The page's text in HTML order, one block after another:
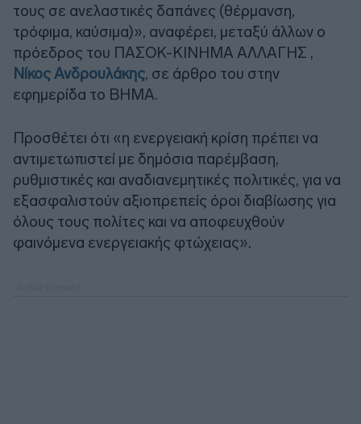
τους σε ανελαστικές δαπάνες (θέρμανση,
τρόφιμα, καύσιμα)», αναφέρει, μεταξύ άλλων ο
πρόεδρος του ΠΑΣΟΚ-ΚΙΝΗΜΑ ΑΛΛΑΓΗΣ ,
Νίκος Ανδρουλάκης, σε άρθρο του στην
εφημερίδα το ΒΗΜΑ.
Προσθέτει ότι «η ενεργειακή κρίση πρέπει να
αντιμετωπιστεί με δημόσια παρέμβαση,
ρυθμιστικές και αναδιανεμητικές πολιτικές, για να
εξασφαλιστούν αξιοπρεπείς όροι διαβίωσης για
όλους τους πολίτες και να αποφευχθούν
φαινόμενα ενεργειακής φτώχειας».